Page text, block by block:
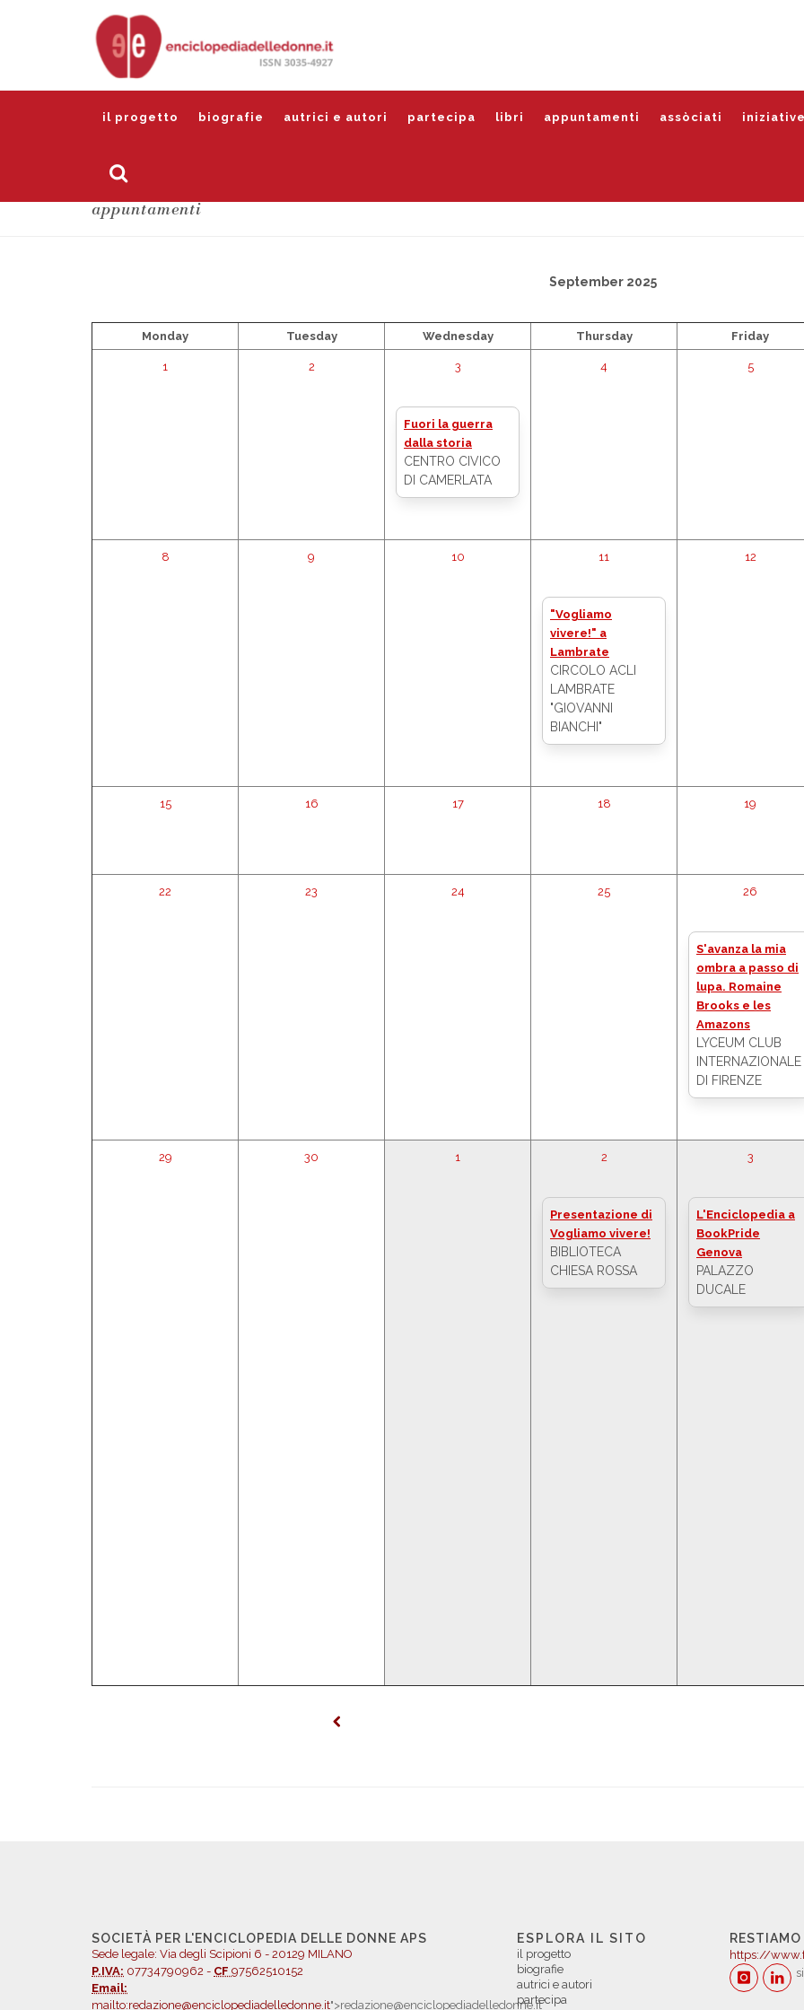
il progetto biografie autrici e autori partecipa libri appuntamenti assòciati iniziative
appuntamenti
September 2025
Monday Tuesday Wednesday Thursday Friday
1 2 3
Fuori la guerra
dalla storia
CENTRO CIVICO
DI CAMERLATA
4 5
8 9 10 11
"Vogliamo
vivere!" a
Lambrate
CIRCOLO ACLI
LAMBRATE
"GIOVANNI
BIANCHI"
12
15 16 17 18 19
22 23 24 25 26
S'avanza la mia
ombra a passo di
lupa. Romaine
Brooks e les
Amazons
LYCEUM CLUB
INTERNAZIONALE
DI FIRENZE
29 30 1 2
Presentazione di
Vogliamo vivere!
BIBLIOTECA
CHIESA ROSSA
3
L'Enciclopedia a
BookPride
Genova
PALAZZO
DUCALE
SOCIETÀ PER L'ENCICLOPEDIA DELLE DONNE APS
Sede legale: Via degli Scipioni 6 - 20129 MILANO
P.IVA: 07734790962 - CF 97562510152
Email:
mailto:redazione@enciclopediadelledonne.it">redazione@enciclopediadelledonne.it
ESPLORA IL SITO
il progetto
biografie
autrici e autori
partecipa
https://